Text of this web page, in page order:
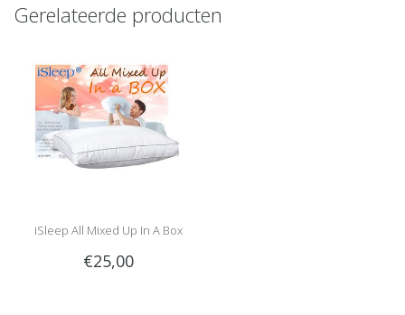
Gerelateerde producten
iSleep All Mixed Up In A Box
€25,00